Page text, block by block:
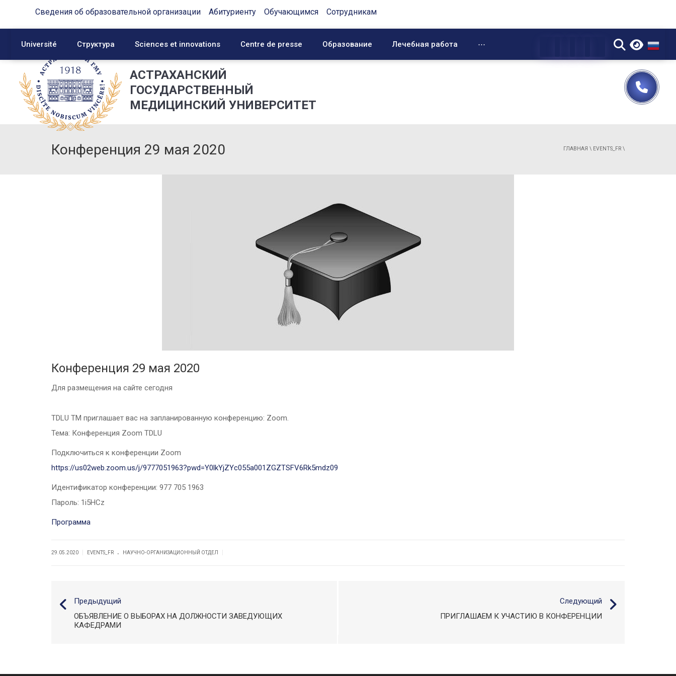
Сведения об образовательной организации Абитуриенту Обучающимся Сотрудникам
Université Структура Sciences et innovations Centre de presse Образование Лечебная работа ⋯ ▼
АСТРАХАНСКИЙ
ГОСУДАРСТВЕННЫЙ
МЕДИЦИНСКИЙ УНИВЕРСИТЕТ
Конференция 29 мая 2020 ГЛАВНАЯ \ EVENTS_FR \
Конференция 29 мая 2020
Для размещения на сайте сегодня
TDLU TM приглашает вас на запланированную конференцию: Zoom.
Тема: Конференция Zoom TDLU
Подключиться к конференции Zoom
https://us02web.zoom.us/j/9777051963?pwd=Y0lkYjZYc055a001ZGZTSFV6Rk5mdz09
Идентификатор конференции: 977 705 1963
Пароль: 1i5HCz
Программа
29.05.2020 EVENTS_FR . НАУЧНО-ОРГАНИЗАЦИОННЫЙ ОТДЕЛ
Предыдущий
ОБЪЯВЛЕНИЕ О ВЫБОРАХ НА ДОЛЖНОСТИ ЗАВЕДУЮЩИХ
КАФЕДРАМИ
Следующий
ПРИГЛАШАЕМ К УЧАСТИЮ В КОНФЕРЕНЦИИ